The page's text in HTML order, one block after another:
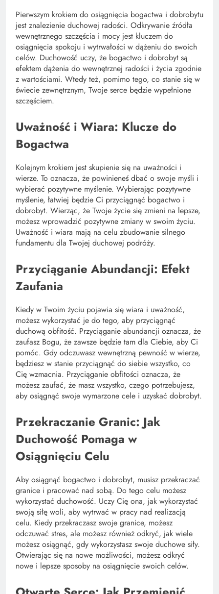
Pierwszym krokiem do osiągnięcia bogactwa i dobrobytu
jest znalezienie duchowej radości. Odkrywanie źródła
wewnętrznego szczęścia i mocy jest kluczem do
osiągnięcia spokoju i wytrwałości w dążeniu do swoich
celów. Duchowość uczy, że bogactwo i dobrobyt są
efektem dążenia do wewnętrznej radości i życia zgodnie
z wartościami. Wtedy też, pomimo tego, co stanie się w
świecie zewnętrznym, Twoje serce będzie wypełnione
szczęściem.
Uważność i Wiara: Klucze do
Bogactwa
Kolejnym krokiem jest skupienie się na uważności i
wierze. To oznacza, że powinieneś dbać o swoje myśli i
wybierać pozytywne myślenie. Wybierając pozytywne
myślenie, łatwiej będzie Ci przyciągnąć bogactwo i
dobrobyt. Wierząc, że Twoje życie się zmieni na lepsze,
możesz wprowadzić pozytywne zmiany w swoim życiu.
Uważność i wiara mają na celu zbudowanie silnego
fundamentu dla Twojej duchowej podróży.
Przyciąganie Abundancji: Efekt
Zaufania
Kiedy w Twoim życiu pojawia się wiara i uważność,
możesz wykorzystać je do tego, aby przyciągnąć
duchową obfitość. Przyciąganie abundancji oznacza, że ​​
zaufasz Bogu, że zawsze będzie tam dla Ciebie, aby Ci
pomóc. Gdy odczuwasz wewnętrzną pewność w wierze,
będziesz w stanie przyciągnąć do siebie wszystko, co
Cię wzmacnia. Przyciąganie obfitości oznacza, że ​​
możesz zaufać, że masz wszystko, czego potrzebujesz,
aby osiągnąć swoje wymarzone cele i uzyskać dobrobyt.
Przekraczanie Granic: Jak
Duchowość Pomaga w
Osiągnięciu Celu
Aby osiągnąć bogactwo i dobrobyt, musisz przekraczać
granice i pracować nad sobą. Do tego celu możesz
wykorzystać duchowość. Uczy Cię ona, jak wykorzystać
swoją siłę woli, aby wytrwać w pracy nad realizacją
celu. Kiedy przekraczasz swoje granice, możesz
odczuwać stres, ale możesz również odkryć, jak wiele
możesz osiągnąć, gdy wykorzystasz swoje duchowe siły.
Otwierając się na nowe możliwości, możesz odkryć
nowe i lepsze sposoby na osiągnięcie swoich celów.